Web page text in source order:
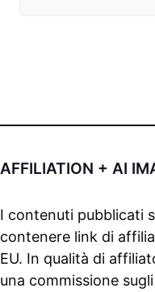
AFFILIATION + AI
I contenuti pubblicati
contenere link di
EU. In qualità di
una commissione